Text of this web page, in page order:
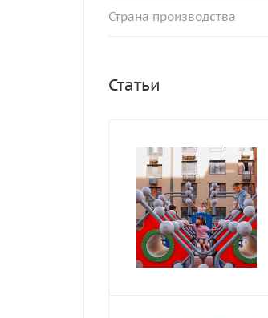
Страна производства
Статьи